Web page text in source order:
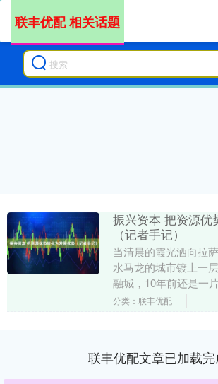
联丰优配 相关话题
振兴资本 把资源优
（记者手记）
当清晨的霞光洒向拉
水马龙的城市镀上一
融城，10年前还是一
次栉比，各类金融机
分类：联丰优配
联丰优配文章已加载